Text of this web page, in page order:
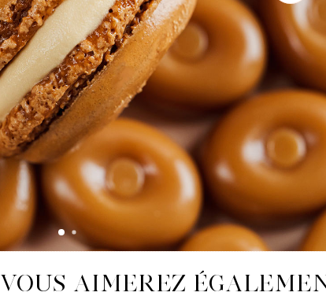
VOUS AIMEREZ